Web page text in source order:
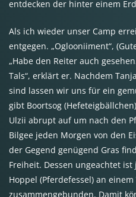
entdecken der hinter einem
Als ich wieder unser Camp
entgegen. „Oglooniiment“,
„Habe den Reiter auch
Tals“, erklärt er. Nachdem
sind lassen wir uns für ein
gibt Boortsog
Ulzii abrupt auf um nach den
Bilgee jeden Morgen von den
der Gegend genügend Gras
Freiheit. Dessen ungeachtet
Hoppel (Pferdefessel) an
zusammengebunden. Damit